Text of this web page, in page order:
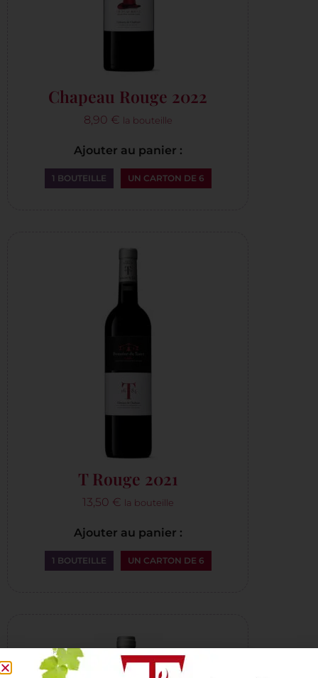
Chapeau Rouge 2022
8,90 € la bouteille
Ajouter au panier :
1 BOUTEILLE UN CARTON DE 6
T Rouge 2021
13,50 € la bouteille
Ajouter au panier :
1 BOUTEILLE UN CARTON DE 6